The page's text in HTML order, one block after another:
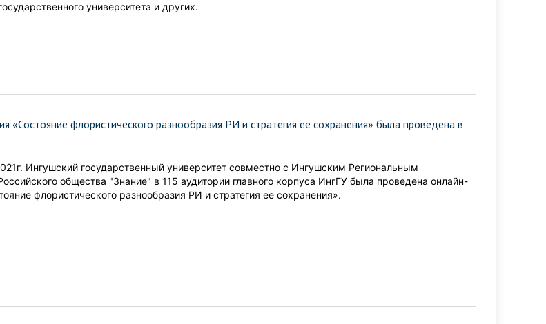
университета и других.
«Состояние флористического разнообразия РИ и стратегия ее сохранения» была проведена в
Ингушский государственный университет совместно с Ингушским Региональным
общества "Знание" в 115 аудитории главного корпуса ИнгГУ была проведена онлайн-
флористического разнообразия РИ и стратегия ее сохранения».